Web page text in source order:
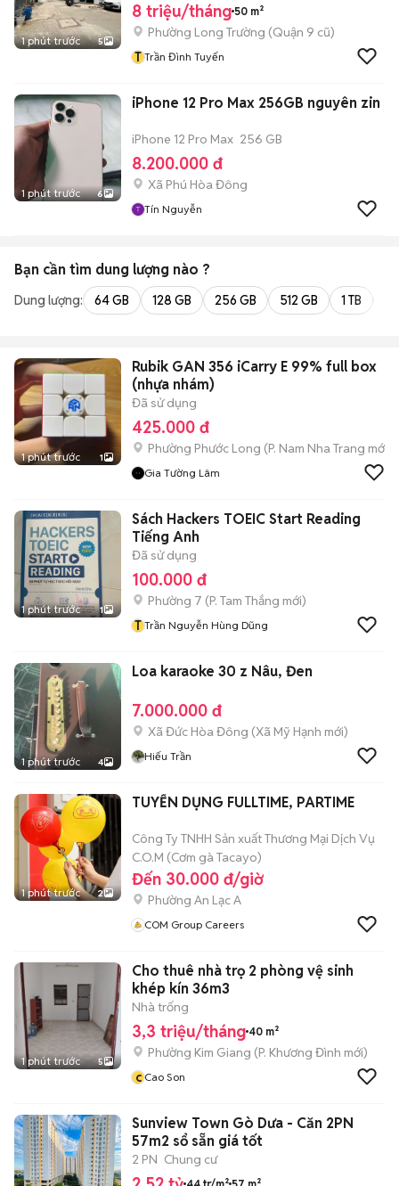
1 phút trước 5
8 triệu/tháng 50 m²
Phường Long Trường (Quận 9 cũ)
T Trần Đình Tuyến
1 phút trước 6
iPhone 12 Pro Max 256GB nguyên zin
iPhone 12 Pro Max 256 GB
8.200.000 đ
Xã Phú Hòa Đông
Tín Nguyễn
Bạn cần tìm dung lượng nào ?
Dung lượng: 64 GB 128 GB 256 GB 512 GB 1 TB
1 phút trước 1
Rubik GAN 356 iCarry E 99% full box
(nhựa nhám)
Đã sử dụng
425.000 đ
Phường Phước Long (P. Nam Nha Trang mới)
Gia Tường Lâm
1 phút trước 1
Sách Hackers TOEIC Start Reading
Tiếng Anh
Đã sử dụng
100.000 đ
Phường 7 (P. Tam Thắng mới)
T Trần Nguyễn Hùng Dũng
1 phút trước 4
Loa karaoke 30 z Nâu, Đen
7.000.000 đ
Xã Đức Hòa Đông (Xã Mỹ Hạnh mới)
Hiếu Trần
1 phút trước 2
TUYỂN DỤNG FULLTIME, PARTIME
Công Ty TNHH Sản xuất Thương Mại Dịch Vụ
C.O.M (Cơm gà Tacayo)
Đến 30.000 đ/giờ
Phường An Lạc A
COM Group Careers
1 phút trước 5
Cho thuê nhà trọ 2 phòng vệ sinh
khép kín 36m3
Nhà trống
3,3 triệu/tháng 40 m²
Phường Kim Giang (P. Khương Đình mới)
c Cao Son
Sunview Town Gò Dưa - Căn 2PN
57m2 sổ sẵn giá tốt
2 PN Chung cư
44 tr/m² 57 m²